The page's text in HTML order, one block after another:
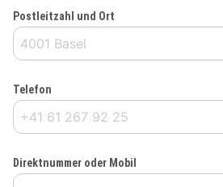
Postleitzahl und Ort
Telefon
Direktnummer oder Mobil